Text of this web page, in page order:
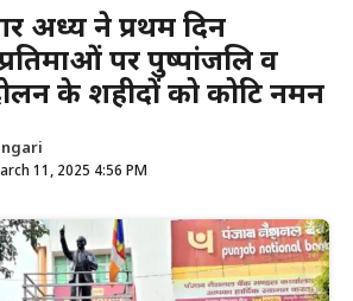
अध्यक्ष ने प्रथम दिन
पर पुष्पांजलि व
के शहीदों को कोटि नमन
11, 2025 4:56 PM